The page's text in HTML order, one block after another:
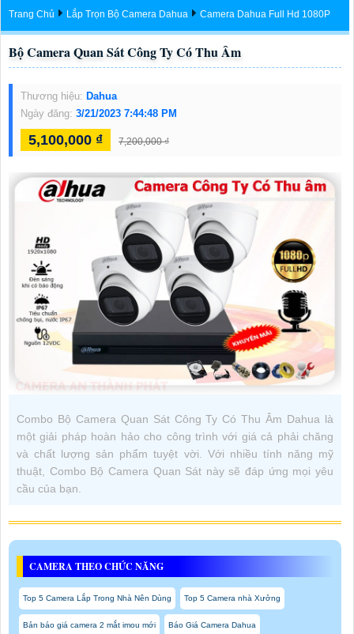
Trang Chủ Lắp Trọn Bộ Camera Dahua Camera Dahua Full Hd 1080P
Bộ Camera Quan Sát Công Ty Có Thu Âm
Thương hiệu: Dahua
Ngày đăng: 3/21/2023 7:44:48 PM
5,100,000 ₫ 7,200,000 ₫
Combo Bộ Camera Quan Sát Công Ty Có Thu Âm Dahua là
một giải pháp hoàn hảo cho công trình với giá cả phải chăng
và chất lượng sản phẩm tuyệt vời. Với nhiều tính năng mỹ
thuật, Combo Bộ Camera Quan Sát này sẽ đáp ứng mọi yêu
cầu của bạn.
CAMERA THEO CHỨC NĂNG
Top 5 Camera Lắp Trong Nhà Nên Dùng Top 5 Camera nhà Xưởng
Bản báo giá camera 2 mắt imou mới Báo Giá Camera Dahua